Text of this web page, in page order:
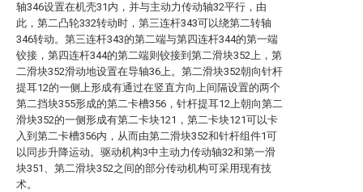
轴346设置在机壳31内，并与主动力传动轴32平行，由
此，第二凸轮332转动时，第三连杆343可以绕第二转轴
346转动。第三连杆343的第二端与第四连杆344的第一端
铰接，第四连杆344的第二端则铰接到第二滑块352上，第
二滑块352滑动地设置在导轴36上。第二滑块352朝向针杆
提耳12的一侧上形成有通过在竖直方向上间隔设置的两个
第二挡块355形成的第二卡槽356，针杆提耳12上朝向第二
滑块352的一侧形成有第二卡块121，第二卡块121可以卡
入到第二卡槽356内，从而由第二滑块352和针杆组件1可
以同步升降运动。驱动机构3中主动力传动轴32和第一滑
块351、第二滑块352之间的部分传动机构可采用现有技
术。